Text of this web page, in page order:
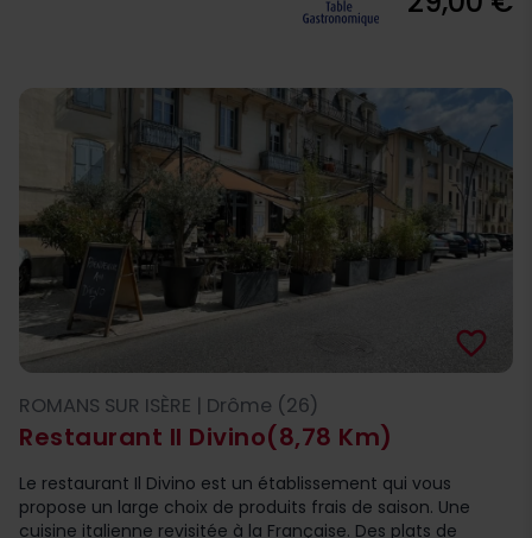
Restaurant Il Divino(8,78 Km)
favorite_border
ROMANS SUR ISÈRE | Drôme (26)
Le restaurant Il Divino est un établissement qui vous
propose un large choix de produits frais de saison. Une
cuisine italienne revisitée à la Française. Des plats de